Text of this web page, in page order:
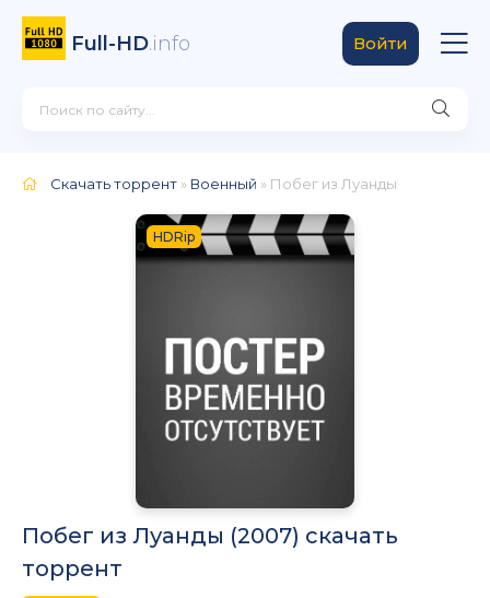
Full-HD.info Войти
Скачать торрент » Военный » Побег из Луанды
HDRip
Побег из Луанды (2007) скачать
торрент